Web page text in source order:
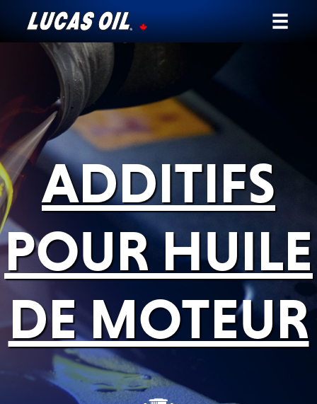
Notre histoire
Témoignages
Ambassadeurs
Nouvelles
Pourquoi Lucas
Trouver un Détaillant
Mon Véhicule
Français
ADDITIFS
POUR HUILE
DE MOTEUR